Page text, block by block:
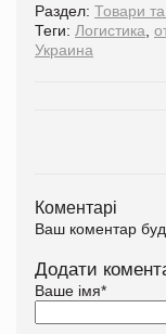
Раздел: Товари
Теги: Логистика
Украина
Коментарі
Ваш коментар
Додати
Ваше імя*